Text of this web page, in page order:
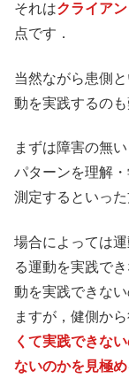
それはクライア
点です．
当然ながら患側
動を実践するの
まずは障害の無
パターンを理解
測定するといっ
場合によっては
る運動を実践で
動を実践できな
ますが，健側か
くて実践できな
ないのかを見極